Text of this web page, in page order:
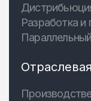
Разработка и